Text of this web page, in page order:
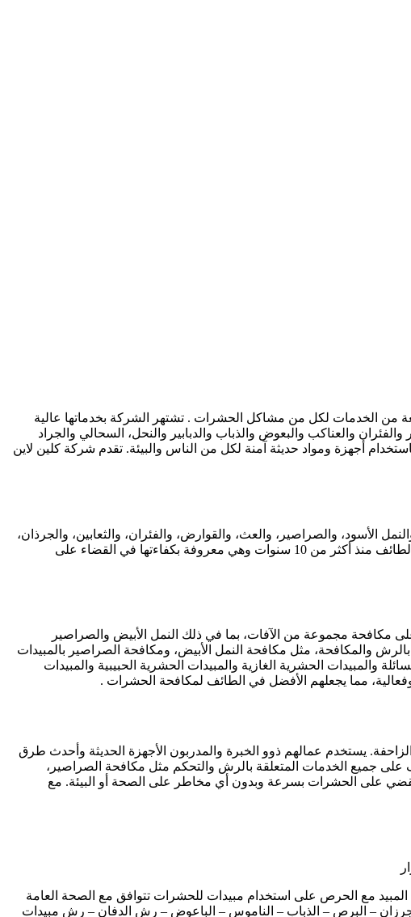
من الخدمات لكل من مشاكل الحشرات . تشتهر الشركة بخدماتها عالية
والعناكب والبعوض والذباب والدبابير والنحل، السحالي والجراد
أجهزة ومواد حديثة آمنة لكل من الناس والبيئة. تقدم شركة كلين لاين
الأسود، والصراصير، والعث، والقوارض، والفئران، والثعابين، والجرذان،
والذباب، والبعوض، و جحور. يستخدمون طرق ومواد رش حديثة آمنة على البيئة والصحة العامة. تقدم شركة كلين لاين خدماتها في الطائف منذ أكثر من 10 سنوات وهي معروفة بكفاءتها في القضاء على
مجموعة من الآفات، بما في ذلك النمل الأبيض والصراصير
والذباب. تقدم شركة كلين لاين خصم 30٪ على جميع الخدمات المتعلقة بالرش والمكافحة، مثل مكافحة النمل الأبيض، ومكافحة الصراصير بالمبيدات
والمبيدات الحشرية الغازية والمبيدات الحشرية الحبيبية والمبيدات
يستخدم عمالهم ذوو الخبرة والمدربون الأجهزة الحديثة وأحدث طرق
والآفات. تقدم شركة كلين لاين خصم 30٪ لجميع العملاء في الطائف على جميع الخدمات المتعلقة بالرش والتحكم مثل مكافحة الصراصير،
تقضي على الحشرات بسرعة وبدون أي مخاطر على الصحة أو البيئة. مع
مع الحرص على استخدام مبيدات للحشرات تتوافق مع الصحة العامة
الجرزان – البرص – الذباب – الناموس – الباعوض – رش الدفان – رش مبيدات